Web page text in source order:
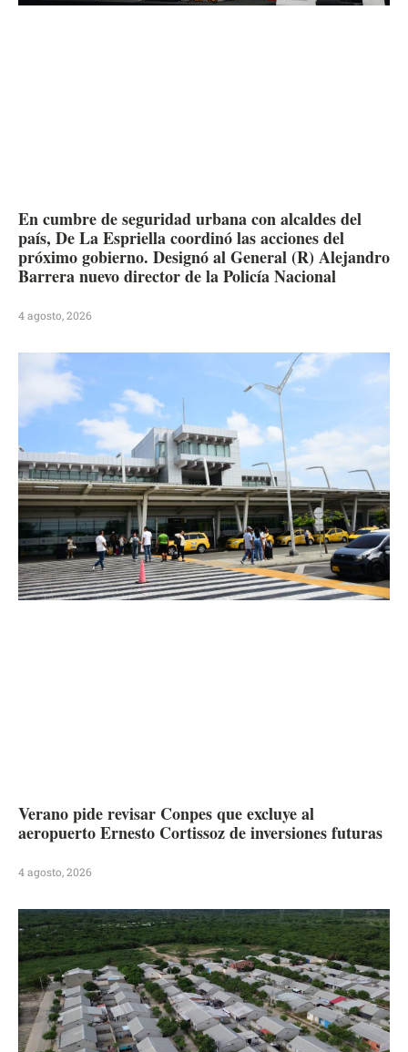
En cumbre de seguridad urbana con alcaldes del
país, De La Espriella coordinó las acciones del
próximo gobierno. Designó al General (R) Alejandro
Barrera nuevo director de la Policía Nacional
4 agosto, 2026
Verano pide revisar Conpes que excluye al
aeropuerto Ernesto Cortissoz de inversiones futuras
4 agosto, 2026